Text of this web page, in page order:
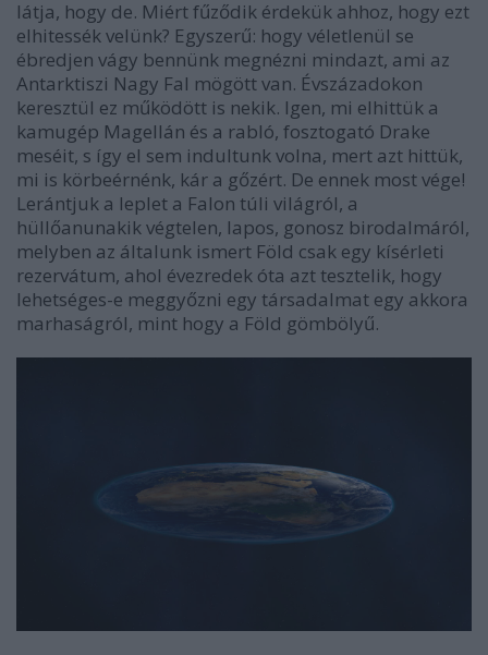
látja, hogy de. Miért fűződik érdekük ahhoz, hogy ezt
elhitessék velünk? Egyszerű: hogy véletlenül se
ébredjen vágy bennünk megnézni mindazt, ami az
Antarktiszi Nagy Fal mögött van. Évszázadokon
keresztül ez működött is nekik. Igen, mi elhittük a
kamugép Magellán és a rabló, fosztogató Drake
meséit, s így el sem indultunk volna, mert azt hittük,
mi is körbeérnénk, kár a gőzért. De ennek most vége!
Lerántjuk a leplet a Falon túli világról, a
hüllőanunakik végtelen, lapos, gonosz birodalmáról,
melyben az általunk ismert Föld csak egy kísérleti
rezervátum, ahol évezredek óta azt tesztelik, hogy
lehetséges-e meggyőzni egy társadalmat egy akkora
marhaságról, mint hogy a Föld gömbölyű.